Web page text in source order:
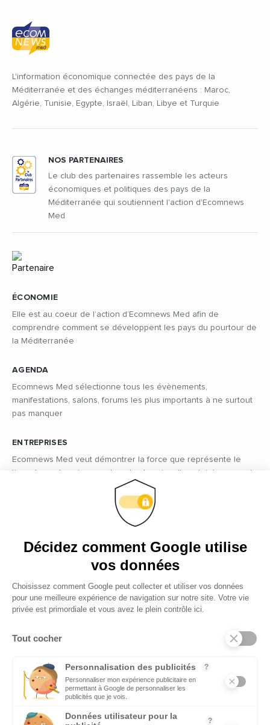
L'information économique connectée des pays de la
Méditerranée et des échanges méditerranéens : Maroc,
Algérie, Tunisie, Egypte, Israël, Liban, Libye et Turquie
ÉCONOMIE
Elle est au coeur de l’action d’Ecomnews Med afin de
comprendre comment se développent les pays du pourtour de
la Méditerranée
AGENDA
Ecomnews Med sélectionne tous les évènements,
manifestations, salons, forums les plus importants à ne surtout
pas manquer
ENTREPRISES
Ecomnews Med veut démontrer la force que représente le
tissu des entreprises sur tous les bassins d’emploi des pays du
pourtour méditerranéen en réalisant des focus sur les plus
Retrouvez tous les reportages et interviews de terrain réalisés
par nos journalistes professionnels sur les acteurs les plus
dynamiques des pays du pourtour méditerranéen.
EMPLOI
Quels sont les décideurs qui font l’actualité économique et
politique des pays du pourtour de la Méditerranée.
NOS PARTENAIRES
Le club des partenaires rassemble les acteurs
économiques et politiques des pays de la
Méditerranée qui soutiennent l'action d'Ecomnews
Med
Décidez comment Google utilise
vos données
Choisissez comment Google peut collecter et utiliser vos données
pour une meilleure expérience de navigation sur notre site. Votre vie
privée est primordiale et vous avez le plein contrôle ici.
Tout cocher
Personnalisation des publicités ?
Personnaliser mon expérience publicitaire en
permettant à Google de personnaliser les
publicités que je vois.
Données utilisateur pour la
?